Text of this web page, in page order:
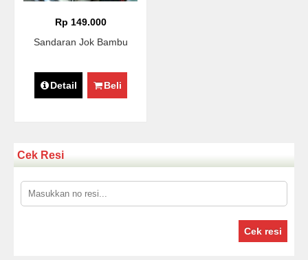
Rp 149.000
Sandaran Jok Bambu
Detail Beli
Cek Resi
Cek resi